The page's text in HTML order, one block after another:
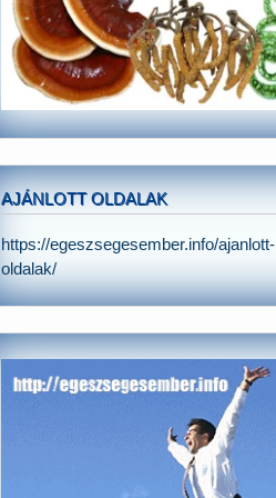
AJÁNLOTT OLDALAK
https://egeszsegesember.info/ajanlott-
oldalak/